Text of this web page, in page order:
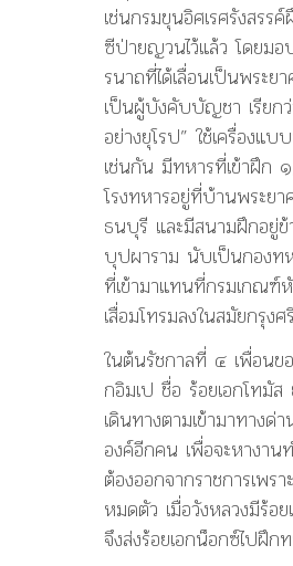
เช่นกรมขุนอิศเรศรังสรร
ซีป่ายญวนไว้แล้ว โดยมอ
รนาถที่ได้เลื่อนเป็นพระย
เป็นผู้บังคับบัญชา เรียก
อย่างยุโรป” ใช้เครื่องแ
เช่นกัน มีทหารที่เข้าฝึก
โรงทหารอยู่ที่บ้านพระยา
ธนบุรี และมีสนามฝึกอยู่ข้
บุปผาราม นับเป็นกองท
ที่เข้ามาแทนที่กรมเกณฑ์
เสื่อมโทรมลงในสมัยกรุงศ
ในต้นรัชกาลที่ ๔ เพื่อนขอ
กอิมเป ชื่อ ร้อยเอกโทมั
เดินทางตามเข้ามาทางด่า
องค์อีกคน เพื่อจะหางาน
ต้องออกจากราชการเพรา
หมดตัว เมื่อวังหลวงมีร้อย
จึงส่งร้อยเอกน็อกซ์ไปฝึก